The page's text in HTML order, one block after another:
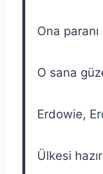
Ona paranı
O sana
Erdowie,
Ülkesi